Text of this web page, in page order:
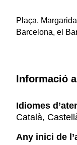
Plaça,
Barcelona, el
Informació
Idiomes
Català,
Any inici de